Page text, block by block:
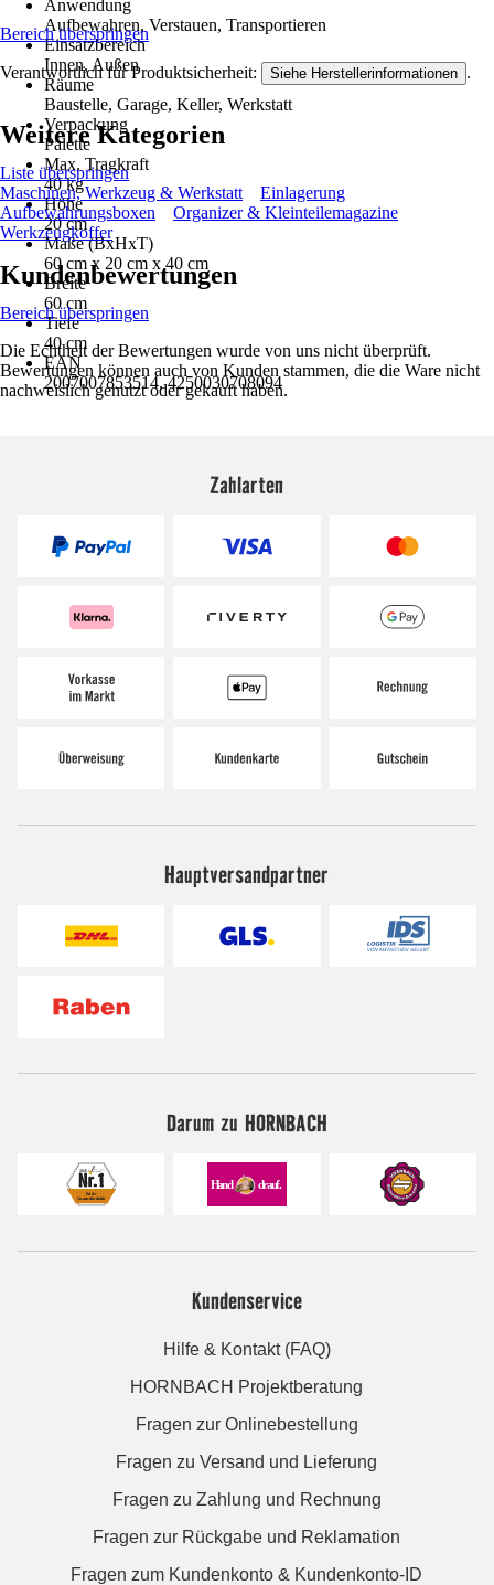
Anwendung
Aufbewahren, Verstauen, Transportieren
Einsatzbereich
Innen, Außen
Räume
Baustelle, Garage, Keller, Werkstatt
Verpackung
Palette
Max. Tragkraft
40 kg
Höhe
20 cm
Maße (BxHxT)
60 cm x 20 cm x 40 cm
Breite
60 cm
Tiefe
40 cm
EAN
2007007853514, 4250030708094
Bereich überspringen
Verantwortlich für Produktsicherheit: Siehe Herstellerinformationen .
Weitere Kategorien
Liste überspringen
Maschinen, Werkzeug & Werkstatt
Einlagerung
Aufbewahrungsboxen
Organizer & Kleinteilemagazine
Werkzeugkoffer
Kundenbewertungen
Bereich überspringen
Die Echtheit der Bewertungen wurde von uns nicht überprüft.
Bewertungen können auch von Kunden stammen, die die Ware nicht
nachweislich genutzt oder gekauft haben.
Zahlarten
Hauptversandpartner
Darum zu HORNBACH
Kundenservice
Hilfe & Kontakt (FAQ)
HORNBACH Projektberatung
Fragen zur Onlinebestellung
Fragen zu Versand und Lieferung
Fragen zu Zahlung und Rechnung
Fragen zur Rückgabe und Reklamation
Fragen zum Kundenkonto & Kundenkonto-ID